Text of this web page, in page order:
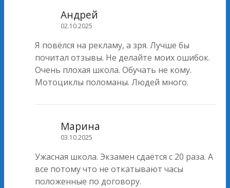
Андрей
02.10.2025
Я повёлся на рекламу, а зря. Лучше бы
почитал отзывы. Не делайте моих ошибок.
Очень плохая школа. Обучать не кому.
Мотоциклы поломаны. Людей много.
Марина
03.10.2025
Ужасная школа. Экзамен сдаётся с 20 раза. А
все потому что не откатывают часы
положенные по договору.